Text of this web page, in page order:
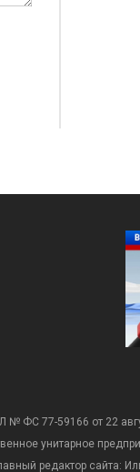
№ ФС 77-59166 от 22
унитарное
редактор сайта: